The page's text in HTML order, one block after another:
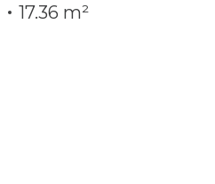
17.36 m²